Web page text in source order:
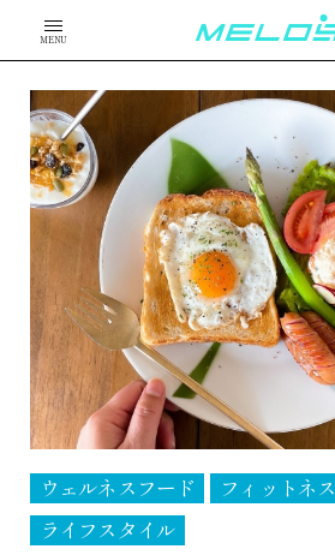
MENU
ウェルネスフード
フィットネス
ライフスタイル